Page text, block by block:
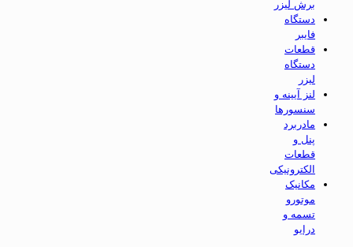
برش لیزر
دستگاه
فایبر
قطعات
دستگاه
لیزر
لنز آیینه و
سنسورها
مادربرد
پنل و
قطعات
الکترونیکی
مکانیک
موتورو
تسمه و
درایو